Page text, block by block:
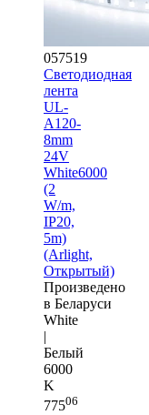
057519
Светодиодная
лента
UL-
A120-
8mm
24V
White6000
(2
W/m,
IP20,
5m)
(Arlight,
Открытый)
Произведено
в Беларуси
White
|
Белый
6000
K
77506